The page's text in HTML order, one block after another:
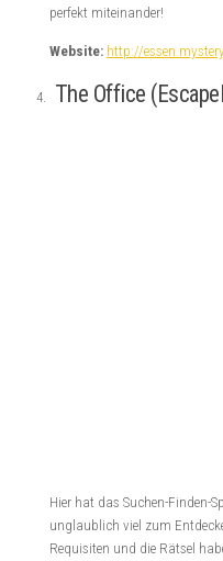
perfekt miteinander!
Website: http://
The Office
Hier hat das Suchen-Finden-
unglaublich viel zum
Requisiten und die Rätsel